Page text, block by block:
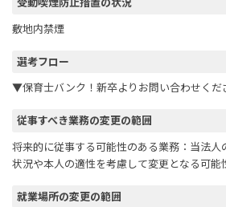
受動喫煙防止措置の状況
敷地内禁煙
選考フロー
▼保育士バンク！新卒よりお問い合わせくだ
従事すべき業務の変更の範囲
将来的に従事する可能性のある業務：当法人
状況や本人の適性を考慮して変更となる可能
就業場所の変更の範囲